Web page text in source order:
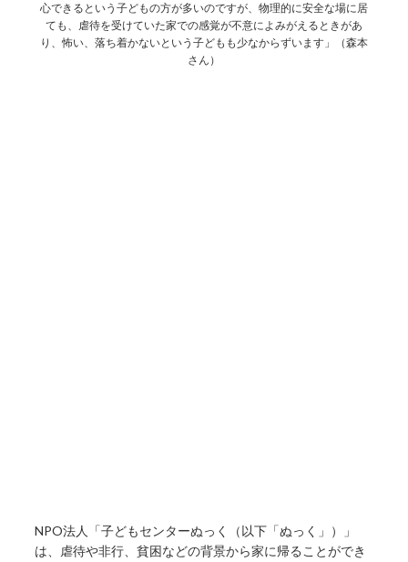
心できるという子どもの方が多いのですが、物理的に安全な場に居
ても、虐待を受けていた家での感覚が不意によみがえるときがあ
り、怖い、落ち着かないという子どもも少なからずいます」（森本
さん）
NPO法人「子どもセンターぬっく（以下「ぬっく」）」
は、虐待や非行、貧困などの背景から家に帰ることができ